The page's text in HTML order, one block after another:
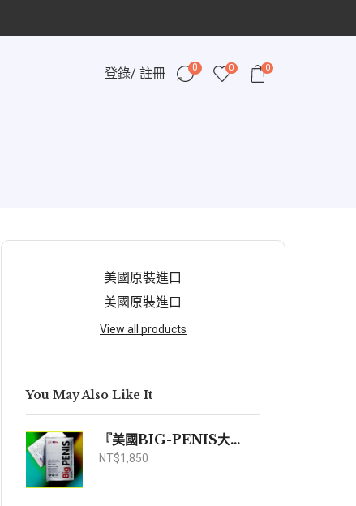
登錄/ 註冊 0 0 0
美國原裝進口
美國原裝進口
View all products
You May Also Like It
『美國BIG-PENIS大陰莖』|助勃持久||純進口壯陽藥|針對陰莖短小|勃起無力均有奇效|
NT$1,850